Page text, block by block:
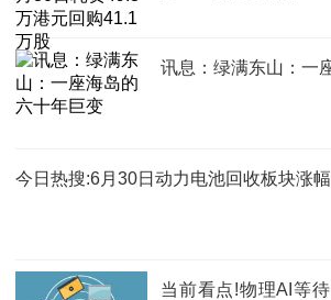
讯息：绿满东山：一
今日热搜:6月30日动力电池回收板块涨
当前看点!物理AI等